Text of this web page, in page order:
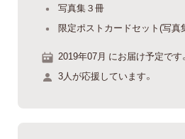
写真集３冊
限定ポストカードセット(写真
2019年07月 にお届け予定です。
3人が応援しています。